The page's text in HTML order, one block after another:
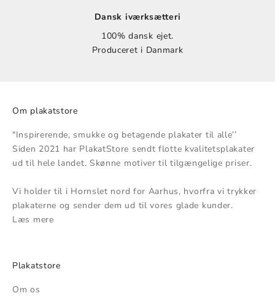
Dansk iværksætteri
100% dansk ejet.
Produceret i Danmark
Om plakatstore
"Inspirerende, smukke og betagende plakater til alle’’
Siden 2021 har PlakatStore sendt flotte kvalitetsplakater
ud til hele landet. Skønne motiver til tilgængelige priser.
Vi holder til i Hornslet nord for Aarhus, hvorfra vi trykker
plakaterne og sender dem ud til vores glade kunder.
Læs mere
Plakatstore
Om os